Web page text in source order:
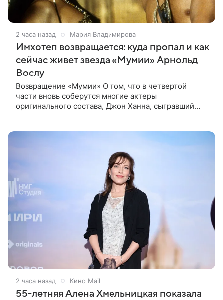
2 часа назад Мария Владимирова
Имхотеп возвращается: куда пропал и как
сейчас живет звезда «Мумии» Арнольд
Вослу
Возвращение «Мумии» О том, что в четвертой
части вновь соберутся многие актеры
оригинального состава, Джон Ханна, сыгравший
2 часа назад Кино Mail
55-летняя Алена Хмельницкая показала